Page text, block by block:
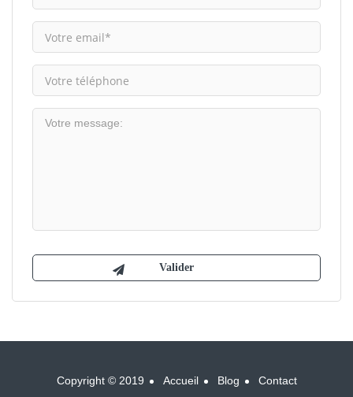
Copyright © 2019 Accueil Blog Contact